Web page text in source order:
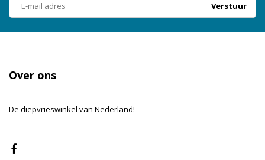
Verstuur
Over ons
De diepvrieswinkel van Nederland!